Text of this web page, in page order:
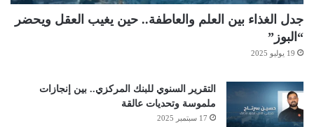
جدل الغذاء بين العلم والعاطفة.. حين يغيب العقل ويحضر
“البوز”
19 يوليو 2025
التقرير السنوي للبنك المركزي.. بين إنجازات
ملموسة وتحديات عالقة
17 سبتمبر 2025